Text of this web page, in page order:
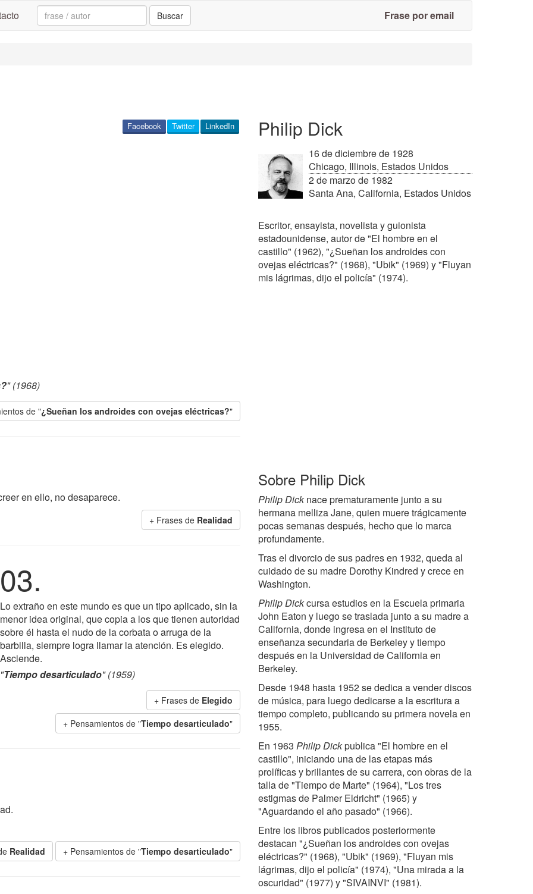
Search: Buscar Frase por email
LinkedIn
Twitter
Facebook
" (1968)
de "¿Sueñan los androides con ovejas eléctricas?"
en ello, no desaparece.
+ Frases de Realidad
03.
Lo extraño en este mundo es que un tipo aplicado, sin la
menor idea original, que copia a los que tienen autoridad
sobre él hasta el nudo de la corbata o arruga de la
barbilla, siempre logra llamar la atención. Es elegido.
Asciende.
"Tiempo desarticulado" (1959)
+ Frases de Elegido
+ Pensamientos de "Tiempo desarticulado"
Realidad + Pensamientos de "Tiempo desarticulado"
Philip Dick
16 de diciembre de 1928
Chicago, Illinois, Estados Unidos
2 de marzo de 1982
Santa Ana, California, Estados Unidos
Escritor, ensayista, novelista y guionista
estadounidense, autor de "El hombre en el
castillo" (1962), "¿Sueñan los androides con
ovejas eléctricas?" (1968), "Ubik" (1969) y "Fluyan
mis lágrimas, dijo el policía" (1974).
Sobre Philip Dick
Philip Dicknace prematuramente junto a su
hermana melliza Jane, quien muere trágicamente
pocas semanas después, hecho que lo marca
profundamente.
Tras el divorcio de sus padres en 1932, queda al
cuidado de su madre Dorothy Kindred y crece en
Washington.
Philip Dickcursa estudios en la Escuela primaria
John Eaton y luego se traslada junto a su madre a
California, donde ingresa en el Instituto de
enseñanza secundaria de Berkeley y tiempo
después en la Universidad de California en
Berkeley.
Desde 1948 hasta 1952 se dedica a vender discos
de música, para luego dedicarse a la escritura a
tiempo completo, publicando su primera novela en
1955.
En 1963 Philip Dickpublica "El hombre en el
castillo", iniciando una de las etapas más
prolíficas y brillantes de su carrera, con obras de la
talla de "Tiempo de Marte" (1964), "Los tres
estigmas de Palmer Eldricht" (1965) y
"Aguardando el año pasado" (1966).
Entre los libros publicados posteriormente
destacan "¿Sueñan los androides con ovejas
eléctricas?" (1968), "Ubik" (1969), "Fluyan mis
lágrimas, dijo el policía" (1974), "Una mirada a la
oscuridad" (1977) y "SIVAINVI" (1981).